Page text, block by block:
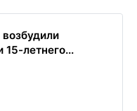
15-летнего...